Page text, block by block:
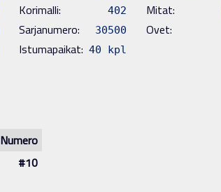
Korimalli: 402
Sarjanumero: 30500
Istumapaikat: 40 kpl
Mitat:
Ovet:
Numero
#10